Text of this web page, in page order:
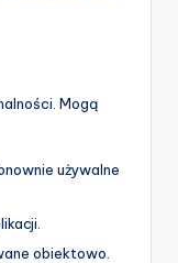
Mogą
używalne
obiektowo.